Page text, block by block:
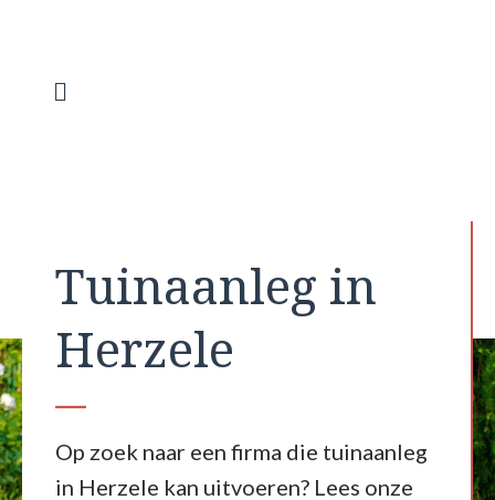
inhoud
Tuinaanleg in
Herzele
Op zoek naar een firma die tuinaanleg
in Herzele kan uitvoeren? Lees onze